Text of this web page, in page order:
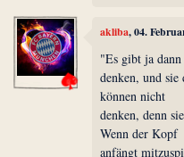
akliba, 04.
"Es gibt ja
denken, und sie
können nicht
denken, denn
Wenn der Kopf
anfängt